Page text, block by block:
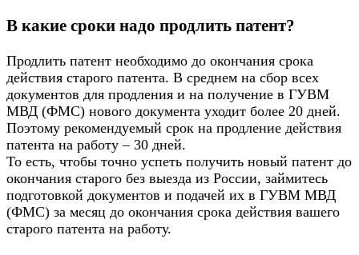
В какие сроки надо продлить патент?
Продлить патент необходимо до окончания срока
действия старого патента. В среднем на сбор всех
документов для продления и на получение в ГУВМ
МВД (ФМС) нового документа уходит более 20 дней.
Поэтому рекомендуемый срок на продление действия
патента на работу – 30 дней.
То есть, чтобы точно успеть получить новый патент до
окончания старого без выезда из России, займитесь
подготовкой документов и подачей их в ГУВМ МВД
(ФМС) за месяц до окончания срока действия вашего
старого патента на работу.